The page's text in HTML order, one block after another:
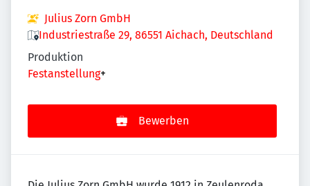
Julius Zorn GmbH
Industriestraße 29, 86551 Aichach, Deutschland
Produktion
Festanstellung+
Bewerben